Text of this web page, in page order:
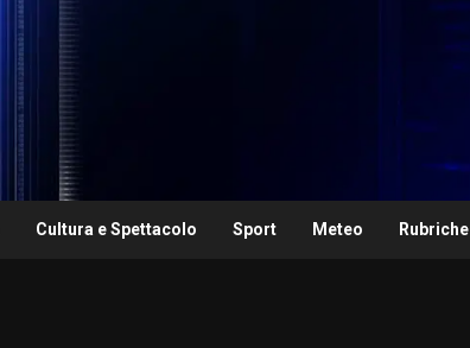
Cultura e Spettacolo Sport Meteo Rubriche